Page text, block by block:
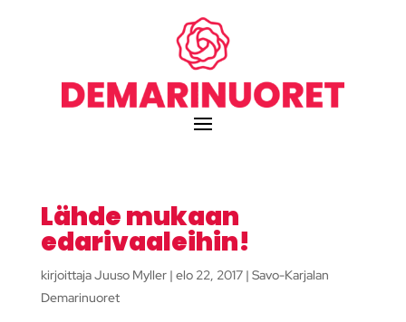
Lähde mukaan
edarivaaleihin!
kirjoittajaJuuso Myller| elo 22, 2017| Savo-Karjalan
Demarinuoret